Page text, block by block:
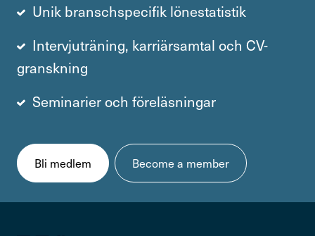
Unik branschspecifik lönestatistik
Intervjuträning, karriärsamtal och CV-
granskning
Seminarier och föreläsningar
Bli medlem Become a member